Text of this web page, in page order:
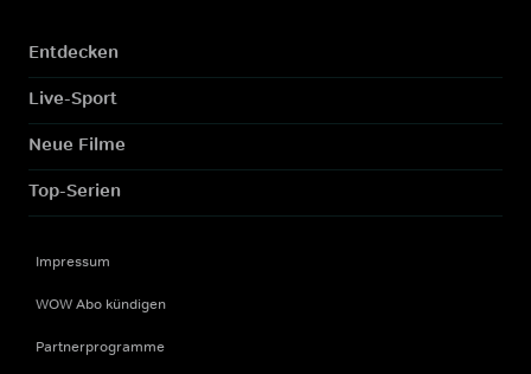
Entdecken
Live-Sport
Neue Filme
Top-Serien
Impressum
WOW Abo kündigen
Partnerprogramme